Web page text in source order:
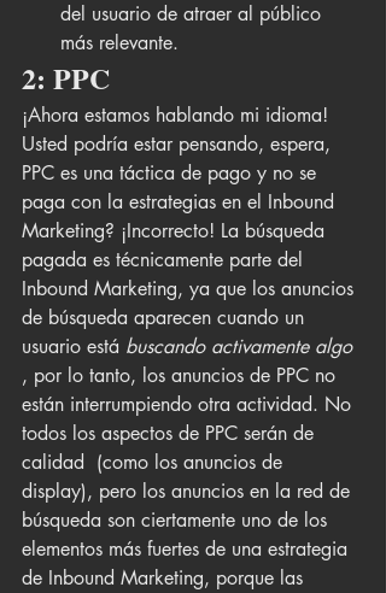
del usuario de atraer al público
más relevante.
2: PPC
¡Ahora estamos hablando mi idioma!
Usted podría estar pensando, espera,
PPC es una táctica de pago y no se
paga con la estrategias en el Inbound
Marketing? ¡Incorrecto! La búsqueda
pagada es técnicamente parte del
Inbound Marketing, ya que los anuncios
de búsqueda aparecen cuando un
usuario está buscando activamente algo
, por lo tanto, los anuncios de PPC no
están interrumpiendo otra actividad. No
todos los aspectos de PPC serán de
calidad  (como los anuncios de
display), pero los anuncios en la red de
búsqueda son ciertamente uno de los
elementos más fuertes de una estrategia
de Inbound Marketing, porque las